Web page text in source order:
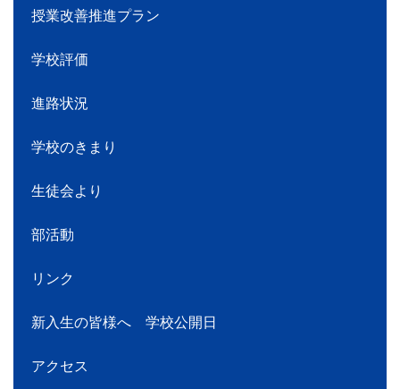
授業改善推進プラン
学校評価
進路状況
学校のきまり
生徒会より
部活動
リンク
新入生の皆様へ 学校公開日
アクセス